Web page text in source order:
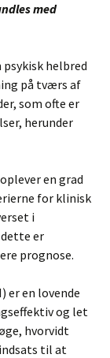
med
psykisk helbred
på tværs af
som ofte er
herunder
en grad
for klinisk
i
er
prognose.
er en lovende
og let
hvorvidt
til at